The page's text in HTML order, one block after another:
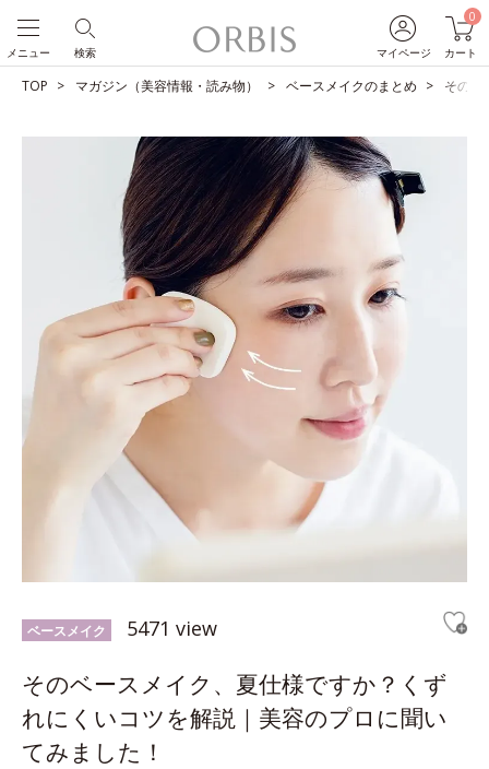
マイページ
0
カート
検索
メニュー
TOP マガジン（美容情報・読み物） ベースメイクのまとめ そのベ
ベースメイク 5471 view
そのベースメイク、夏仕様ですか？くず
れにくいコツを解説｜美容のプロに聞い
てみました！